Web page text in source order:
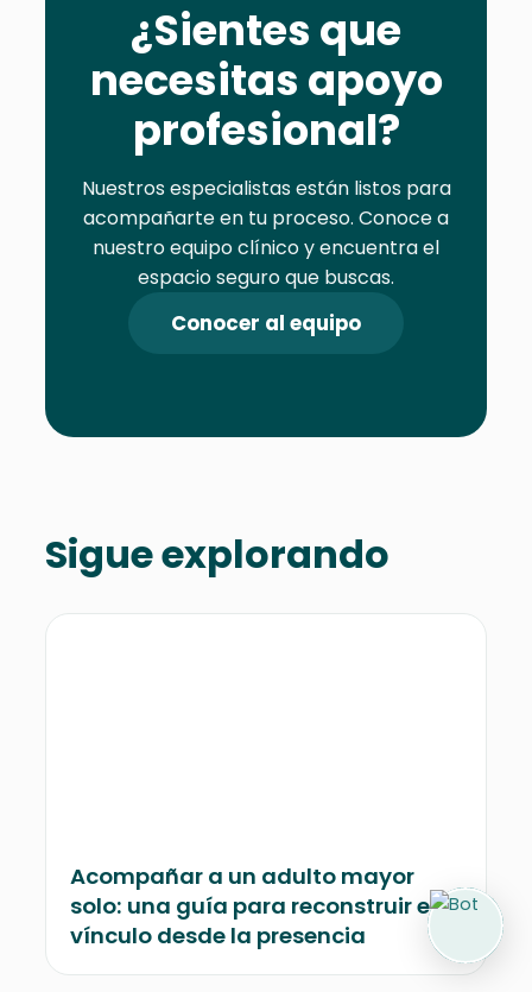
¿Sientes que
necesitas apoyo
profesional?
Nuestros especialistas están listos para
acompañarte en tu proceso. Conoce a
nuestro equipo clínico y encuentra el
espacio seguro que buscas.
Conocer al equipo
Sigue explorando
Acompañar a un adulto mayor
solo: una guía para reconstruir el
vínculo desde la presencia